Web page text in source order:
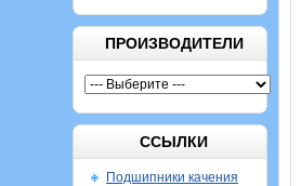
ПРОИЗВОДИТЕЛИ
ССЫЛКИ
Подшипники качения